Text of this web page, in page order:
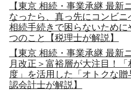
【東京 相続・事業承継 最新
なったら、真っ先にコンビニ
相続手続きで困らないため
つのこと【税理士が解説】
【東京 相続・事業承継 最新
月改正＞富裕層が大注目！「
度」を活用した「オトクな
認会計士が解説】